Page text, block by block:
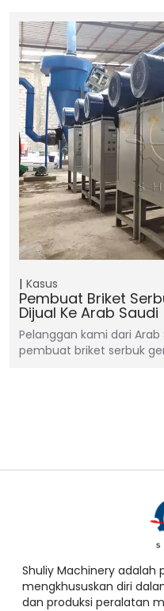
Kasus
Pembuat Briket
Dijual Ke Arab Saudi
Pelanggan kami dari
pembuat briket serbuk
Shuliy Machinery adalah
mengkhususkan diri
dan produksi peralatan